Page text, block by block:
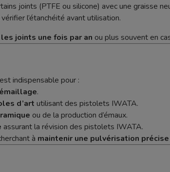
joints (PTFE ou silicone) avec une graisse
l’étanchéité avant utilisation.
joints une fois par an ou plus souvent en
est indispensable pour :
.
d’art utilisant des pistolets IWATA.
ou de la production d’émaux.
assurant la révision des pistolets IWATA.
à maintenir une pulvérisation